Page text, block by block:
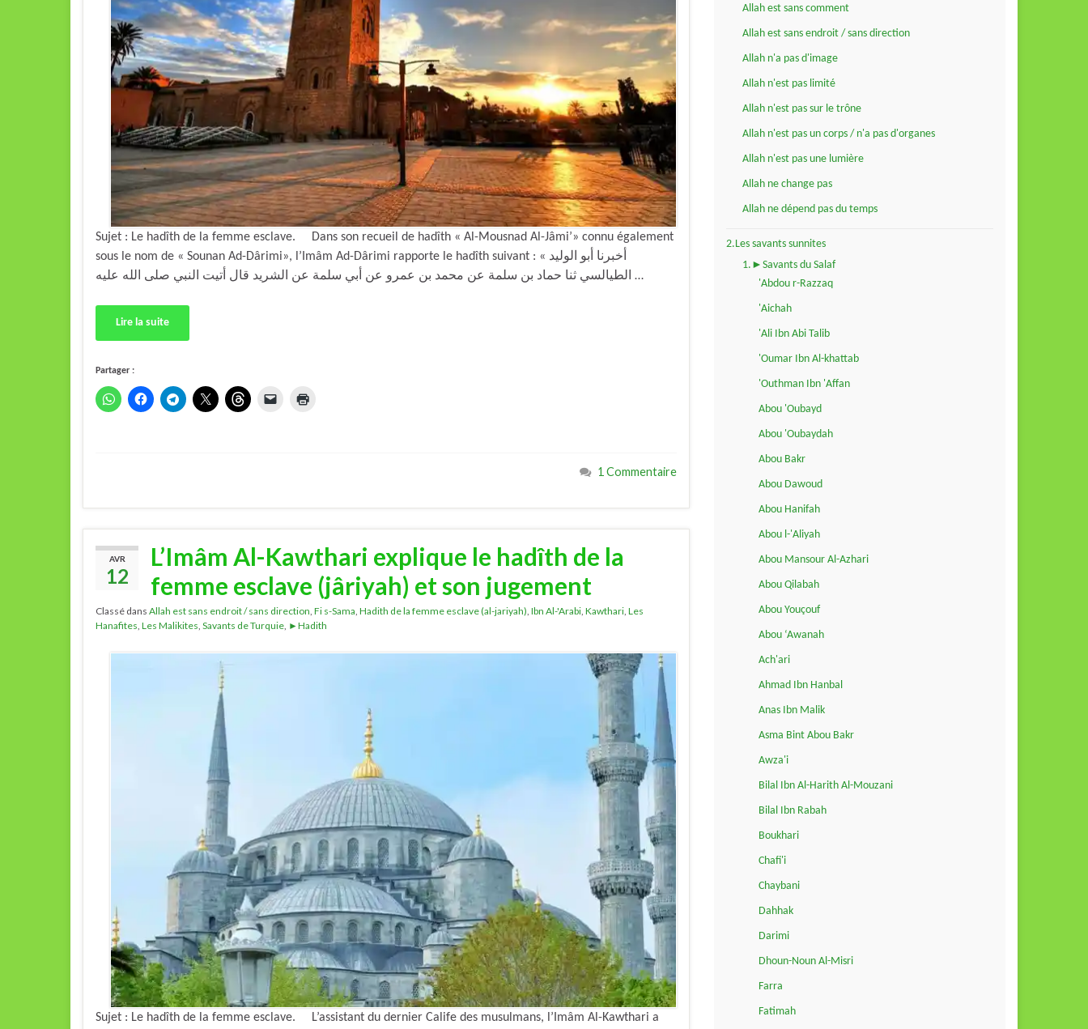
Sujet : Le hadîth de la femme esclave. Dans son recueil de hadîth « Al-Mousnad Al-Jâmi’» connu également
sous le nom de « Sounan Ad-Dârimi», l’Imâm Ad-Dârimi rapporte le hadîth suivant : « أخبرنا أبو الوليد
الطيالسي ثنا حماد بن سلمة عن محمد بن عمرو عن أبي سلمة عن الشريد قال أتيت النبي صلى الله عليه …
Lire la suite
Partager :
1 Commentaire
AVR
12
L’Imâm Al-Kawthari explique le hadîth de la
femme esclave (jâriyah) et son jugement
Classé dans Allah est sans endroit / sans direction, Fi s-Sama, Hadith de la femme esclave (al-jariyah), Ibn Al-'Arabi, Kawthari, Les
Hanafites, Les Malikites, Savants de Turquie, ►Hadith
Sujet : Le hadîth de la femme esclave. L’assistant du dernier Calife des musulmans, l’Imâm Al-Kawthari a
Allah est sans comment
Allah est sans endroit / sans direction
Allah n'a pas d'image
Allah n'est pas limité
Allah n'est pas sur le trône
Allah n'est pas un corps / n'a pas d'organes
Allah n'est pas une lumière
Allah ne change pas
Allah ne dépend pas du temps
2.Les savants sunnites
1.►Savants du Salaf
'Abdou r-Razzaq
'Aichah
'Ali Ibn Abi Talib
'Oumar Ibn Al-khattab
'Outhman Ibn 'Affan
Abou 'Oubayd
Abou 'Oubaydah
Abou Bakr
Abou Dawoud
Abou Hanifah
Abou l-'Aliyah
Abou Mansour Al-Azhari
Abou Qilabah
Abou Youçouf
Abou ‘Awanah
Ach'ari
Ahmad Ibn Hanbal
Anas Ibn Malik
Asma Bint Abou Bakr
Awza'i
Bilal Ibn Al-Harith Al-Mouzani
Bilal Ibn Rabah
Boukhari
Chafi'i
Chaybani
Dahhak
Darimi
Dhoun-Noun Al-Misri
Farra
Fatimah